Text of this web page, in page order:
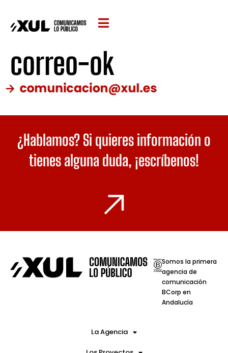
correo-ok
¿Hablamos? Si quieres información o
tienes alguna duda, ¡escríbenos!
Somos la primera
agencia de
comunicación
BCorp en
Andalucía
La Agencia